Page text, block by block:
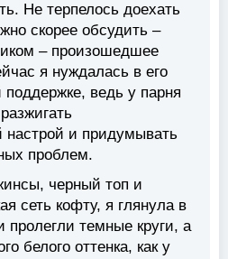
Не терпелось доехать
скорее обсудить –
– произошедшее
я нуждалась в его
поддержке, ведь у парня
и придумывать
проблем.
черный топ и
сеть кофту, я глянула в
пролегли темные круги, а
белого оттенка, как у